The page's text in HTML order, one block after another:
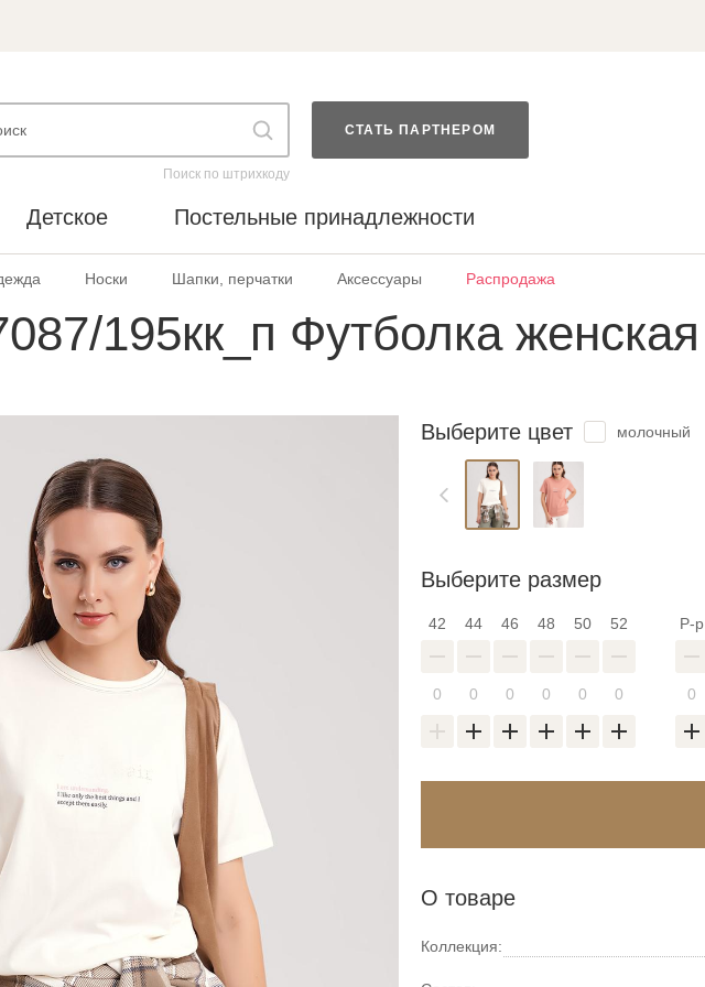
Поиск по штрихкоду
СТАТЬ ПАРТНЕРОМ
Детское Постельные принадлежности
Носки Шапки, перчатки Аксессуары Распродажа
195кк_п Футболка женская
Выберите цвет молочный
Выберите размер
42 44 46 48 50 52 Р-р
О товаре
Коллекция: